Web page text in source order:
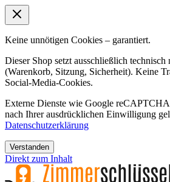
Keine unnötigen Cookies – garantiert.
Dieser Shop setzt ausschließlich
(Warenkorb, Sitzung, Sicherheit). Keine
Social-Media-Cookies.
Externe Dienste wie Google
nach Ihrer ausdrücklichen Einwilligung
Datenschutzerklärung
Verstanden
Direkt zum Inhalt